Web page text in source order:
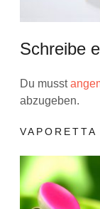
Schreibe
Du musst
abzugeben.